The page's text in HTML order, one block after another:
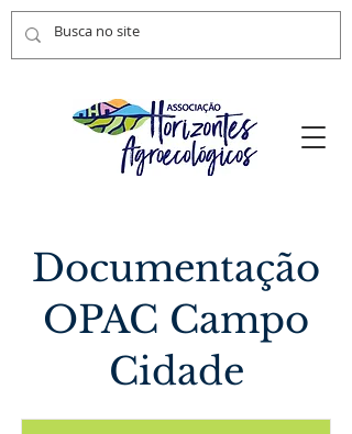
Documentação
OPAC Campo
Cidade